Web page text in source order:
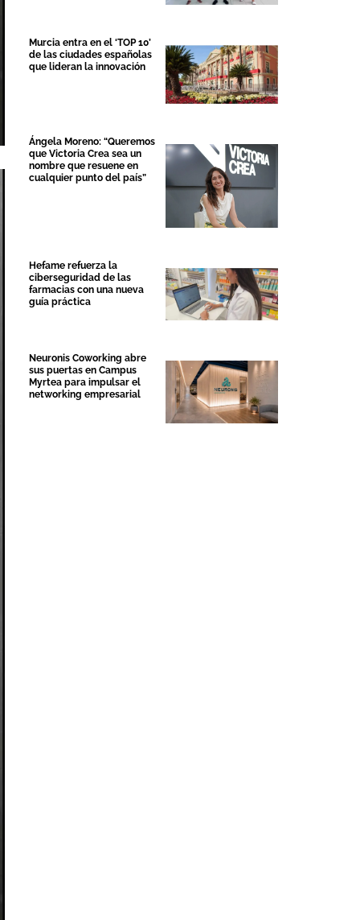
Murcia entra en el ‘TOP 10’
de las ciudades españolas
que lideran la innovación
Ángela Moreno: “Queremos
que Victoria Crea sea un
nombre que resuene en
cualquier punto del país”
Hefame refuerza la
ciberseguridad de las
farmacias con una nueva
guía práctica
Neuronis Coworking abre
sus puertas en Campus
Myrtea para impulsar el
networking empresarial